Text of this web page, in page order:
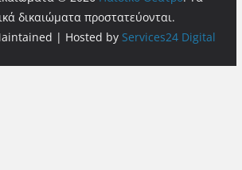
δικαιώματα προστατεύονται.
| Hosted by Services24 Digital